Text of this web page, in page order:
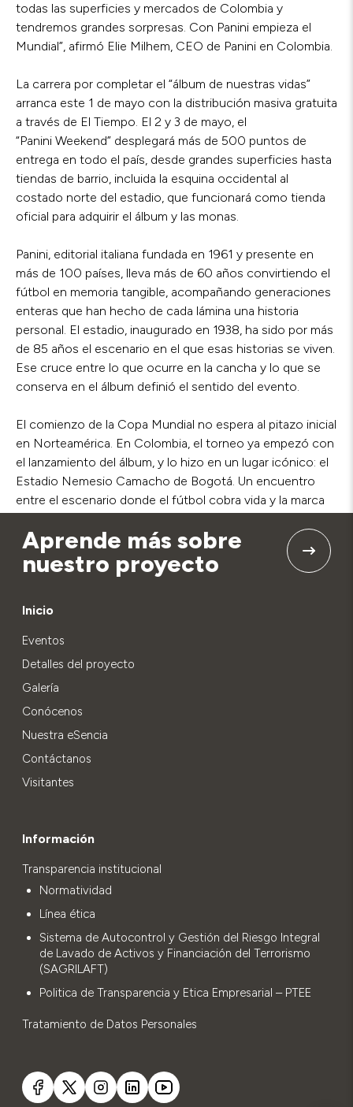
todas las superficies y mercados de Colombia y
tendremos grandes sorpresas. Con Panini empieza el
Mundial”, afirmó Elie Milhem, CEO de Panini en Colombia.
La carrera por completar el “álbum de nuestras vidas”
arranca este 1 de mayo con la distribución masiva gratuita
a través de El Tiempo. El 2 y 3 de mayo, el
“Panini Weekend” desplegará más de 500 puntos de
entrega en todo el país, desde grandes superficies hasta
tiendas de barrio, incluida la esquina occidental al
costado norte del estadio, que funcionará como tienda
oficial para adquirir el álbum y las monas.
Panini, editorial italiana fundada en 1961 y presente en
más de 100 países, lleva más de 60 años convirtiendo el
fútbol en memoria tangible, acompañando generaciones
enteras que han hecho de cada lámina una historia
personal. El estadio, inaugurado en 1938, ha sido por más
de 85 años el escenario en el que esas historias se viven.
Ese cruce entre lo que ocurre en la cancha y lo que se
conserva en el álbum definió el sentido del evento.
El comienzo de la Copa Mundial no espera al pitazo inicial
en Norteamérica. En Colombia, el torneo ya empezó con
el lanzamiento del álbum, y lo hizo en un lugar icónico: el
Estadio Nemesio Camacho de Bogotá. Un encuentro
entre el escenario donde el fútbol cobra vida y la marca
Aprende más sobre
nuestro proyecto
Inicio
Eventos
Detalles del proyecto
Galería
Conócenos
Nuestra eSencia
Contáctanos
Visitantes
Información
Transparencia institucional
Normatividad
Línea ética
Sistema de Autocontrol y Gestión del Riesgo Integral
de Lavado de Activos y Financiación del Terrorismo
(SAGRILAFT)
Politica de Transparencia y Etica Empresarial – PTEE
Tratamiento de Datos Personales